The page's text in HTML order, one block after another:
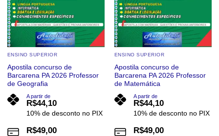
página
do
produto
página
do
produto
ENSINO SUPERIOR
Apostila concurso de
Barcarena PA 2026 Professor
de Geografia
A partir de
R$44,10
10% de desconto no PIX
R$49,00
ENSINO SUPERIOR
Apostila concurso de
Barcarena PA 2026 Professor
de Matemática
A partir de
R$44,10
10% de desconto no PIX
R$49,00